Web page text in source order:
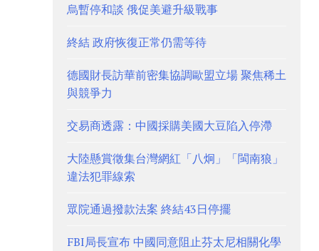
烏暫停和談 俄促美避升級戰事
終結 政府恢復正常仍需等待
德國財長訪華前密集協調歐盟立場 聚焦稀土
與競爭力
交易商透露：中國採購美國大豆陷入停滯
大陸懸賞徵集台灣網紅「八炯」「閩南狼」
違法犯罪線索
眾院通過撥款法案 終結43日停擺
FBI局長宣布 中國同意阻止芬太尼相關化學